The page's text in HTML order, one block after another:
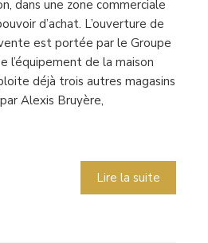
dans une zone commerciale
d’achat. L’ouverture de
est portée par le Groupe
l’équipement de la maison
déjà trois autres magasins
Alexis Bruyère,
Lire la suite